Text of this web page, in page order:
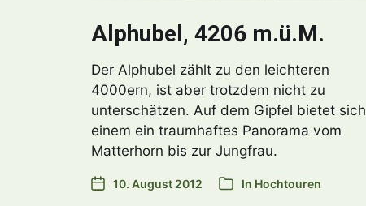
Alphubel, 4206 m.ü.M.
Der Alphubel zählt zu den leichteren
4000ern, ist aber trotzdem nicht zu
unterschätzen. Auf dem Gipfel bietet sich
einem ein traumhaftes Panorama vom
Matterhorn bis zur Jungfrau.
10. August 2012 In Hochtouren